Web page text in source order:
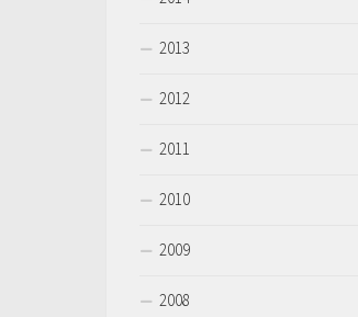
2013
2012
2011
2010
2009
2008